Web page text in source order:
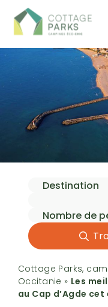
Cottage Parks,
Occitanie » Les
au Cap d’Agde cet